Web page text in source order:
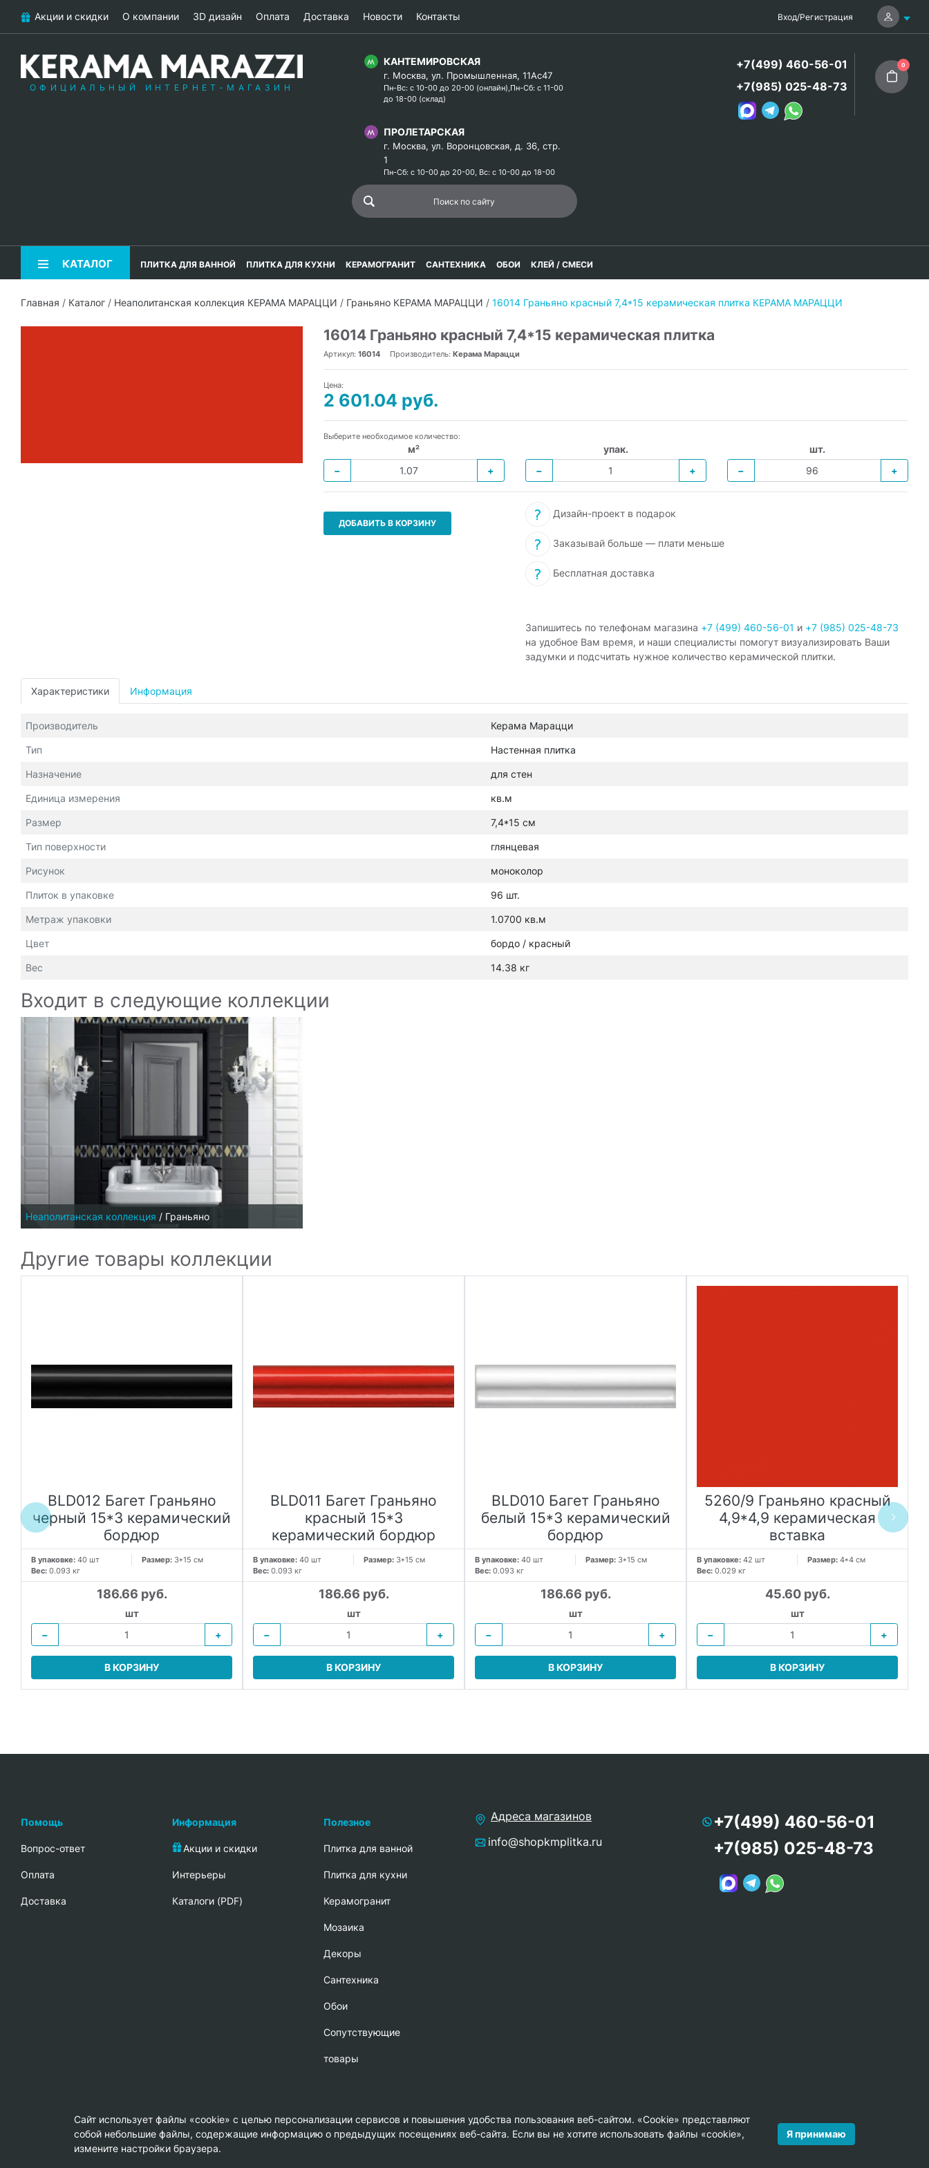
Акции и скидки О компании 3D дизайн Оплата Доставка Новости Контакты Вход/Регистрация
ОФИЦИАЛЬНЫЙ ИНТЕРНЕТ-МАГАЗИН
КАНТЕМИРОВСКАЯ
г. Москва, ул. Промышленная, 11Ас47
Пн-Вс: с 10-00 до 20-00 (онлайн),Пн-Сб: с 11-00
до 18-00 (склад)
ПРОЛЕТАРСКАЯ
г. Москва, ул. Воронцовская, д. 36, стр.
1
Пн-Сб: с 10-00 до 20-00, Вс: с 10-00 до 18-00
+7(499) 460-56-01
+7(985) 025-48-73
0
КАТАЛОГ ПЛИТКА ДЛЯ ВАННОЙ ПЛИТКА ДЛЯ КУХНИ КЕРАМОГРАНИТ САНТЕХНИКА ОБОИ КЛЕЙ / СМЕСИ
Главная / Каталог / Неаполитанская коллекция КЕРАМА МАРАЦЦИ / Граньяно КЕРАМА МАРАЦЦИ / 16014 Граньяно красный 7,4*15 керамическая плитка КЕРАМА МАРАЦЦИ
16014 Граньяно красный 7,4*15 керамическая плитка
Артикул: 16014 Производитель: Керама Марацци
Цена:
2 601.04 руб.
Выберите необходимое количество:
м²
−
+
упак.
−
+
шт.
−
+
ДОБАВИТЬ В КОРЗИНУ
Дизайн-проект в подарок
Заказывай больше — плати меньше
Бесплатная доставка
Запишитесь по телефонам магазина +7 (499) 460-56-01 и +7 (985) 025-48-73
на удобное Вам время, и наши специалисты помогут визуализировать Ваши
задумки и подсчитать нужное количество керамической плитки.
Характеристики Информация
Производитель Керама Марацци
Тип Настенная плитка
Назначение для стен
Единица измерения кв.м
Размер 7,4*15 см
Тип поверхности глянцевая
Рисунок моноколор
Плиток в упаковке 96 шт.
Метраж упаковки 1.0700 кв.м
Цвет бордо / красный
Вес 14.38 кг
Входит в следующие коллекции
Неаполитанская коллекция / Граньяно
Другие товары коллекции
BLD012 Багет Граньяно
черный 15*3 керамический
бордюр
В упаковке: 40 шт Размер: 3*15 см
Вес: 0.093 кг
186.66 руб.
шт
−
+
В КОРЗИНУ
BLD011 Багет Граньяно
красный 15*3
керамический бордюр
В упаковке: 40 шт Размер: 3*15 см
Вес: 0.093 кг
186.66 руб.
шт
−
+
В КОРЗИНУ
BLD010 Багет Граньяно
белый 15*3 керамический
бордюр
В упаковке: 40 шт Размер: 3*15 см
Вес: 0.093 кг
186.66 руб.
шт
−
+
В КОРЗИНУ
5260/9 Граньяно красный
4,9*4,9 керамическая
вставка
В упаковке: 42 шт Размер: 4*4 см
Вес: 0.029 кг
45.60 руб.
шт
−
+
В КОРЗИНУ
Помощь
Вопрос-ответ
Oплата
Доставка
Информация
Акции и скидки
Интерьеры
Каталоги (PDF)
Полезное
Плитка для ванной
Плитка для кухни
Керамогранит
Мозаика
Декоры
Сантехника
Обои
Сопутствующие
товары
Адреса магазинов
info@shopkmplitka.ru
+7(499) 460-56-01
+7(985) 025-48-73
© Copyright 2013-2026 KERAMA MARAZZI, ООО «Гамма Керамика»
Сайт использует файлы «cookie» с целью персонализации сервисов и повышения удобства пользования веб-сайтом. «Cookie» представляют
собой небольшие файлы, содержащие информацию о предыдущих посещениях веб-сайта. Если вы не хотите использовать файлы «cookie»,
измените настройки браузера.
Я принимаю